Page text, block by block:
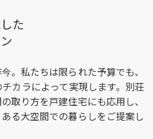
た
。私たちは限られた予算でも、
カラによって実現します。別荘
取り方を戸建住宅にも応用し、
る大空間での暮らしをご提案し